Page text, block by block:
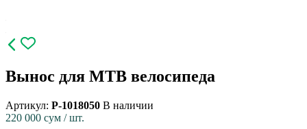
Вынос для MTB велосипеда
Артикул: P-1018050 В наличии
220 000 сум / шт.